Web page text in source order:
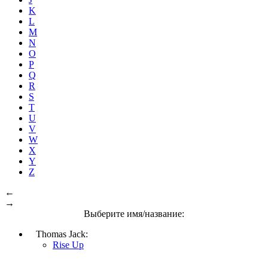
K
L
M
N
O
P
Q
R
S
T
U
V
W
X
Y
Z
←
→
Выберите имя/название:
Thomas Jack:
Rise Up